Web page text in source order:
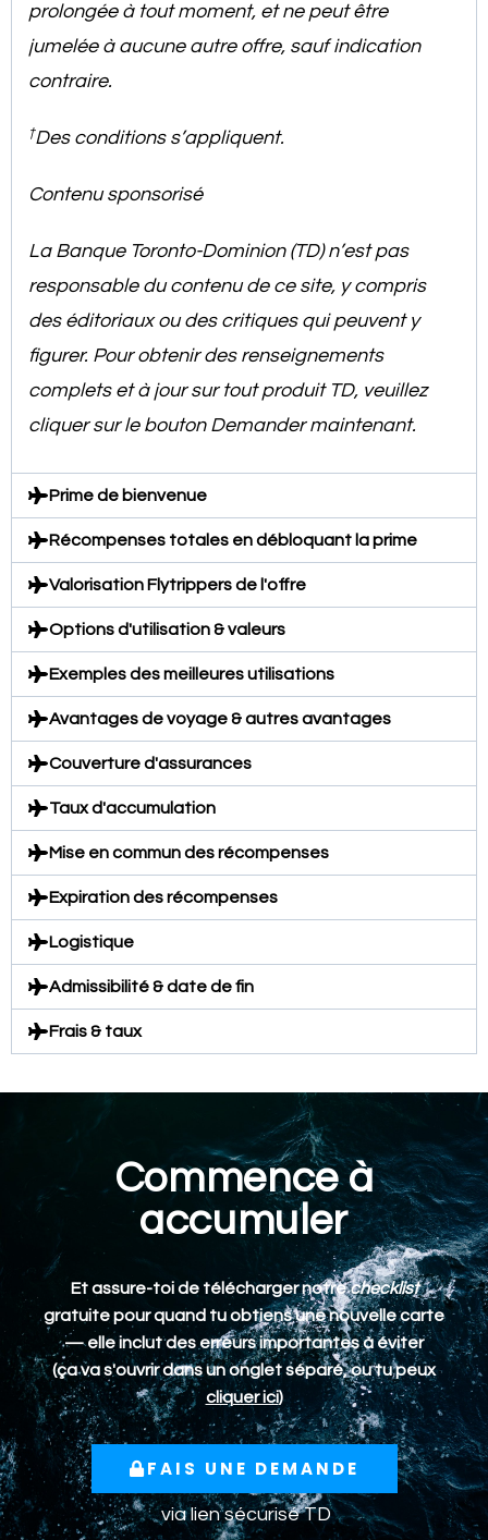
prolongée à tout moment, et ne peut être
jumelée à aucune autre offre, sauf indication
contraire.
†Des conditions s’appliquent.
Contenu sponsorisé
La Banque Toronto-Dominion (TD) n’est pas
responsable du contenu de ce site, y compris
des éditoriaux ou des critiques qui peuvent y
figurer. Pour obtenir des renseignements
complets et à jour sur tout produit TD, veuillez
cliquer sur le bouton Demander maintenant.
Prime de bienvenue
Récompenses totales en débloquant la prime
Valorisation Flytrippers de l'offre
Options d'utilisation & valeurs
Exemples des meilleures utilisations
Avantages de voyage & autres avantages
Couverture d'assurances
Taux d'accumulation
Mise en commun des récompenses
Expiration des récompenses
Logistique
Admissibilité & date de fin
Frais & taux
Commence à
accumuler
Et assure-toi de télécharger notrechecklist
gratuite pour quand tu obtiens une nouvelle carte
— elle inclut des erreurs importantes à éviter
(ça va s'ouvrir dans un onglet séparé, ou tu peux
cliquer ici)
FAIS UNE DEMANDE
via lien sécurisé TD